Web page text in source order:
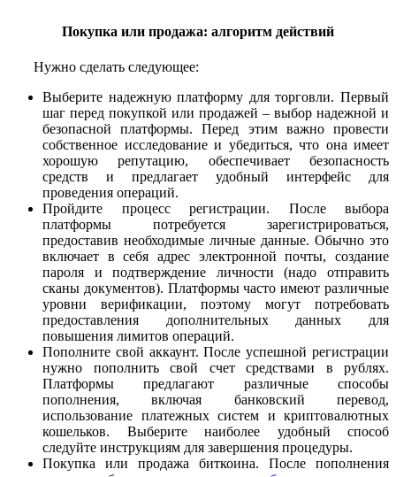
Покупка или продажа: алгоритм действий
Нужно сделать следующее:
Выберите надежную платформу для торговли. Первый
шаг перед покупкой или продажей – выбор надежной и
безопасной платформы. Перед этим важно провести
собственное исследование и убедиться, что она имеет
хорошую репутацию, обеспечивает безопасность
средств и предлагает удобный интерфейс для
проведения операций.
Пройдите процесс регистрации. После выбора
платформы потребуется зарегистрироваться,
предоставив необходимые личные данные. Обычно это
включает в себя адрес электронной почты, создание
пароля и подтверждение личности (надо отправить
сканы документов). Платформы часто имеют различные
уровни верификации, поэтому могут потребовать
предоставления дополнительных данных для
повышения лимитов операций.
Пополните свой аккаунт. После успешной регистрации
нужно пополнить свой счет средствами в рублях.
Платформы предлагают различные способы
пополнения, включая банковский перевод,
использование платежных систем и криптовалютных
кошельков. Выберите наиболее удобный способ
следуйте инструкциям для завершения процедуры.
Покупка или продажа биткоина. После пополнения